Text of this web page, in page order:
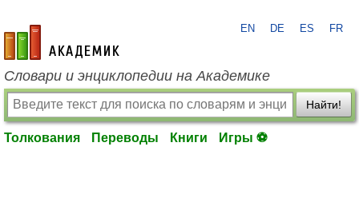
academic.ru
EN DE ES FR
Словари и энциклопедии на Академике
Найти!
Толкования Переводы Книги Игры ⚽